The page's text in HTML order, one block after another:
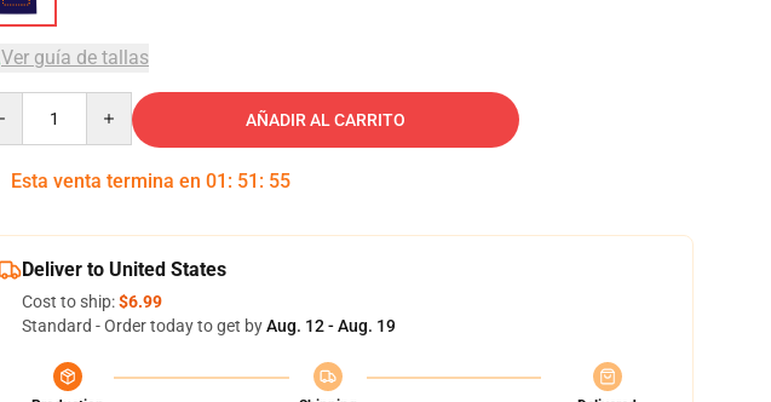
Ver guía de tallas
AÑADIR AL CARRITO
Esta venta termina en 01 : 51 : 54
Deliver to United States
Cost to ship:$6.99
Standard - Order today to get byAug. 12 - Aug. 19